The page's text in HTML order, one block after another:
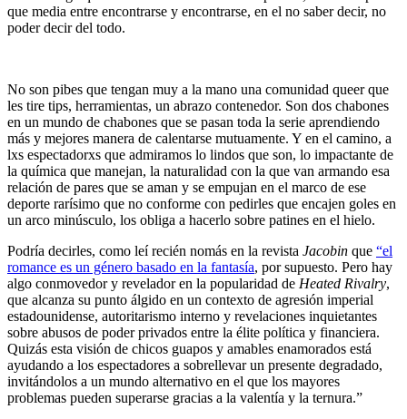
que media entre encontrarse y encontrarse, en el no saber decir, no
poder decir del todo.
No son pibes que tengan muy a la mano una comunidad queer que
les tire tips, herramientas, un abrazo contenedor. Son dos chabones
en un mundo de chabones que se pasan toda la serie aprendiendo
más y mejores manera de calentarse mutuamente. Y en el camino, a
lxs espectadorxs que admiramos lo lindos que son, lo impactante de
la química que manejan, la naturalidad con la que van armando esa
relación de pares que se aman y se empujan en el marco de ese
deporte rarísimo que no conforme con pedirles que encajen goles en
un arco minúsculo, los obliga a hacerlo sobre patines en el hielo.
Podría decirles, como leí recién nomás en la revista Jacobin que “el
romance es un género basado en la fantasía, por supuesto. Pero hay
algo conmovedor y revelador en la popularidad de Heated Rivalry,
que alcanza su punto álgido en un contexto de agresión imperial
estadounidense, autoritarismo interno y revelaciones inquietantes
sobre abusos de poder privados entre la élite política y financiera.
Quizás esta visión de chicos guapos y amables enamorados está
ayudando a los espectadores a sobrellevar un presente degradado,
invitándolos a un mundo alternativo en el que los mayores
problemas pueden superarse gracias a la valentía y la ternura.”